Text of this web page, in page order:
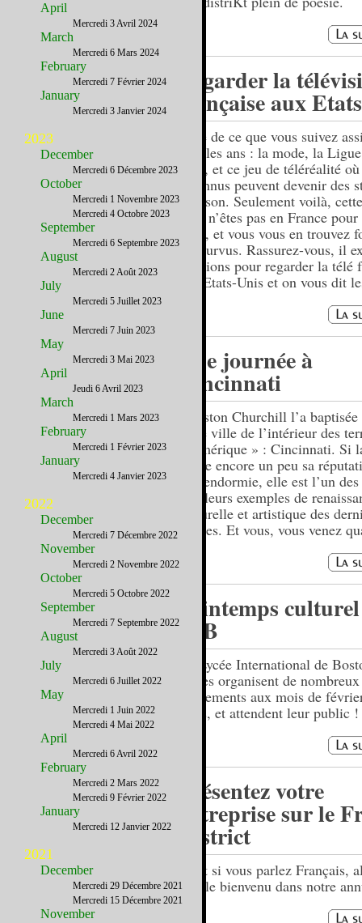
Regarder la
française aux
Liste de ce que vous suivez
tous les ans : la mode, la
Foot, et ce jeu de téléréalité
inconnus peuvent devenir des
chanson. Seulement voilà,
vous n’êtes pas en France
page, et vous vous en trouvez
dépourvus. Rassurez-vous, il
solutions pour regarder la télé
aux Etats-Unis et on vous dit
Une journée à
Cincinnati
Winston Churchill l’a
belle ville de l’intérieur des
d’Amérique » : Cincinnati. Si
traine encore un peu sa
cité endormie, elle est l’un des
meilleurs exemples de
culturelle et artistique des
années. Et vous, vous venez
Printemps
LIB
Le Lycée International de
élèves organisent de nombreux
événements aux mois de
mars, et attendent leur public !
Présentez votre
entreprise sur le
District
….et si vous parlez Français,
êtes le bienvenu dans notre
April
Mercredi 3 Avril 2024
March
Mercredi 6 Mars 2024
February
Mercredi 7 Février 2024
January
Mercredi 3 Janvier 2024
2023
December
Mercredi 6 Décembre 2023
October
Mercredi 1 Novembre 2023
Mercredi 4 Octobre 2023
September
Mercredi 6 Septembre 2023
August
Mercredi 2 Août 2023
July
Mercredi 5 Juillet 2023
June
Mercredi 7 Juin 2023
May
Mercredi 3 Mai 2023
April
Jeudi 6 Avril 2023
March
Mercredi 1 Mars 2023
February
Mercredi 1 Février 2023
January
Mercredi 4 Janvier 2023
2022
December
Mercredi 7 Décembre 2022
November
Mercredi 2 Novembre 2022
October
Mercredi 5 Octobre 2022
September
Mercredi 7 Septembre 2022
August
Mercredi 3 Août 2022
July
Mercredi 6 Juillet 2022
May
Mercredi 1 Juin 2022
Mercredi 4 Mai 2022
April
Mercredi 6 Avril 2022
February
Mercredi 2 Mars 2022
Mercredi 9 Février 2022
January
Mercredi 12 Janvier 2022
2021
December
Mercredi 29 Décembre 2021
Mercredi 15 Décembre 2021
November